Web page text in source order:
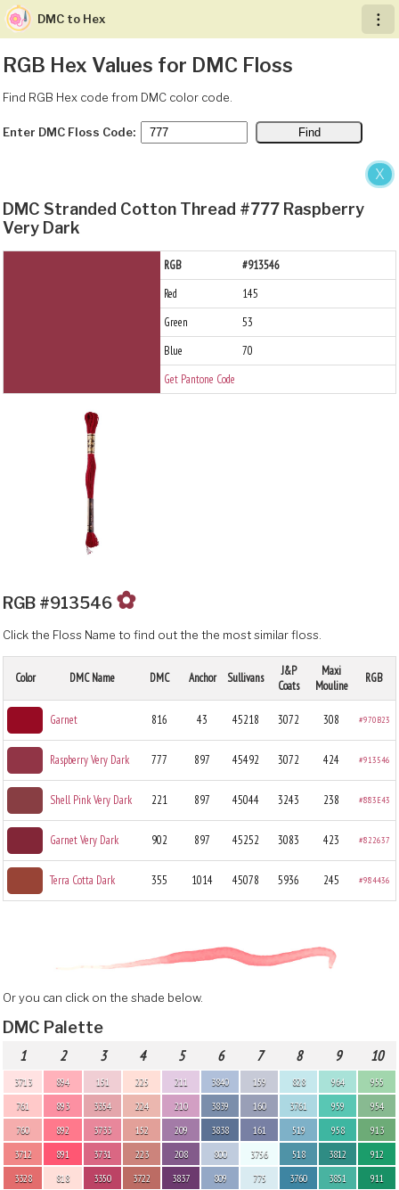
X
︙
DMC to Hex
RGB Hex Values for DMC Floss
Find RGB Hex code from DMC color code.
Enter DMC Floss Code:
DMC Stranded Cotton Thread #777 Raspberry
Very Dark
RGB
#913546
Red
145
Green
53
Blue
70
Get Pantone Code
RGB #913546 ✿
Click the Floss Name to find out the the most similar floss.
Color DMC Name DMC Anchor Sullivans
J&P
Coats
Maxi
Mouline
RGB
Garnet 816 43 45218 3072 308 #970B23
Raspberry Very Dark 777 897 45492 3072 424 #913546
Shell Pink Very Dark 221 897 45044 3243 238 #883E43
Garnet Very Dark 902 897 45252 3083 423 #822637
Terra Cotta Dark 355 1014 45078 5936 245 #984436
Or you can click on the shade below.
DMC Palette
1 2 3 4 5 6 7 8 9 10
3713
761
760
3712
3328
894
893
892
891
818
151
3354
3733
3731
3350
225
224
152
223
3722
211
210
209
208
3837
3840
3839
3838
800
809
159
160
161
3756
775
828
3761
519
518
3760
964
959
958
3812
3851
955
954
913
912
911